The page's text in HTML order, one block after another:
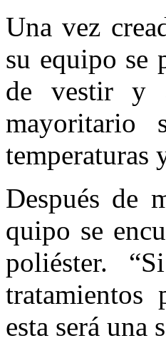
Una vez
su equipo se
de vestir y
mayoritario
temperaturas
Después de
quipo se
poliéster.
tratamientos
esta será una